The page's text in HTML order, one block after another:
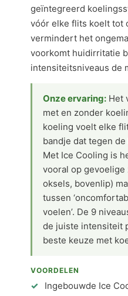
geïntegreerd
vóór elke flits koelt tot
vermindert het
voorkomt huidirritatie
intensiteitsniveaus de
Onze ervaring: Het
met en zonder
koeling voelt elke
bandje dat tegen
Met Ice Cooling is
vooral op
oksels, bovenlip)
tussen
voelen’. De 9
de juiste intensiteit
beste keuze met
VOORDELEN
Ingebouwde Ice